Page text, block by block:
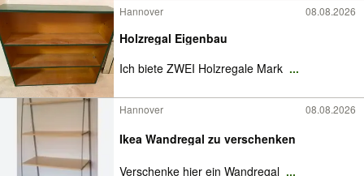
Hannover 08.08.2026
Holzregal Eigenbau
Ich biete ZWEI Holzregale Mark ...
Hannover 08.08.2026
Ikea Wandregal zu verschenken
Verschenke hier ein Wandregal ...